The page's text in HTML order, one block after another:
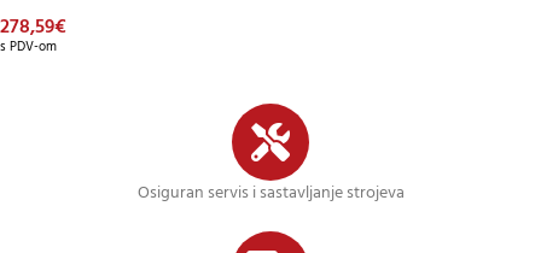
278,59€
s PDV-om
Osiguran servis i sastavljanje strojeva